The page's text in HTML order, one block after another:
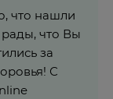
что нашли
что Вы
за
С